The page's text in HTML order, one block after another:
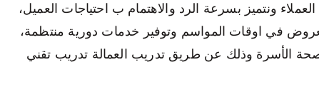
ونتميز بسرعة الرد والاهتمام ب احتياجات العميل،
في اوقات المواسم وتوفير خدمات دورية منتظمة،
الأسرة وذلك عن طريق تدريب العمالة تدريب تقني